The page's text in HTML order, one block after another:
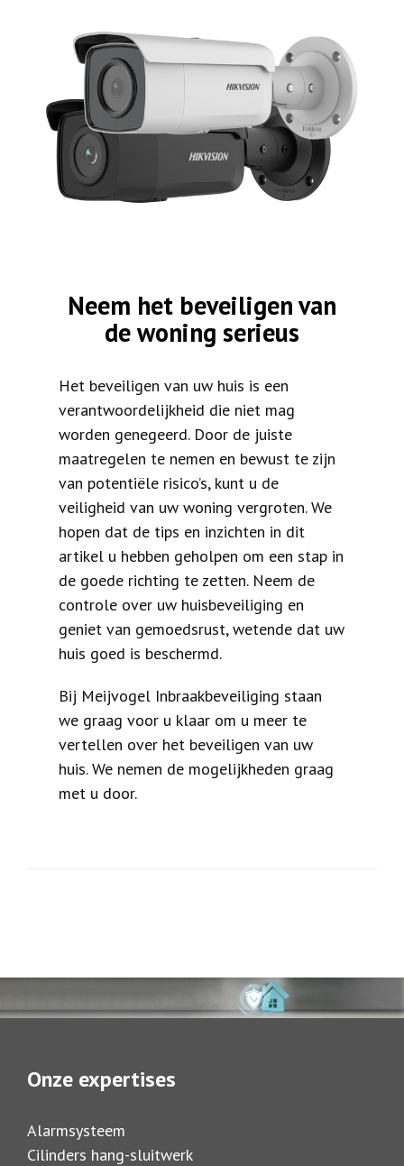
Neem het beveiligen van
de woning serieus
Het beveiligen van uw huis is een
verantwoordelijkheid die niet mag
worden genegeerd. Door de juiste
maatregelen te nemen en bewust te zijn
van potentiële risico’s, kunt u de
veiligheid van uw woning vergroten. We
hopen dat de tips en inzichten in dit
artikel u hebben geholpen om een stap in
de goede richting te zetten. Neem de
controle over uw huisbeveiliging en
geniet van gemoedsrust, wetende dat uw
huis goed is beschermd.
Bij Meijvogel Inbraakbeveiliging staan
we graag voor u klaar om u meer te
vertellen over het beveiligen van uw
huis. We nemen de mogelijkheden graag
met u door.
Onze expertises
Alarmsysteem
Cilinders hang-sluitwerk